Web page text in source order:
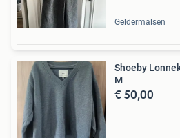
Geldermalsen
Shoeby
M
€ 50,00